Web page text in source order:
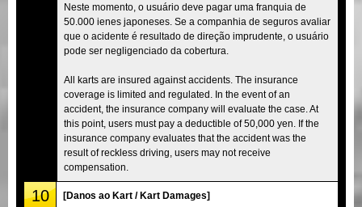
Neste momento, o usuário deve pagar uma franquia de
50.000 ienes japoneses. Se a companhia de seguros avaliar
que o acidente é resultado de direção imprudente, o usuário
pode ser negligenciado da cobertura.
All karts are insured against accidents. The insurance
coverage is limited and regulated. In the event of an
accident, the insurance company will evaluate the case. At
this point, users must pay a deductible of 50,000 yen. If the
insurance company evaluates that the accident was the
result of reckless driving, users may not receive
compensation.
10 [Danos ao Kart / Kart Damages]